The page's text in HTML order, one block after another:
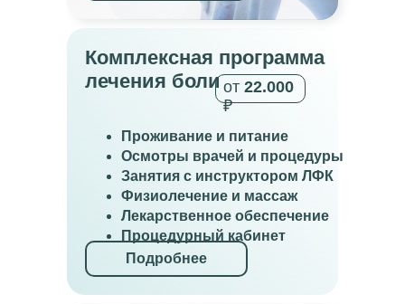
Комплексная программа
лечения боли
Проживание и питание
Осмотры врачей и процедуры
Занятия с инструктором ЛФК
Физиолечение и массаж
Лекарственное обеспечение
Процедурный кабинет
Подробнее
от 22.000
₽